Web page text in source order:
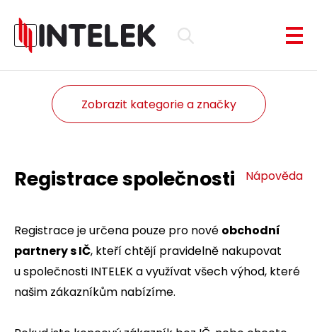
Zobrazit kategorie a značky
Registrace společnosti Nápověda
Registrace je určena pouze pro nové obchodní
partnery s IČ, kteří chtějí pravidelně nakupovat
u společnosti INTELEK a využívat všech výhod, které
našim zákazníkům nabízíme.